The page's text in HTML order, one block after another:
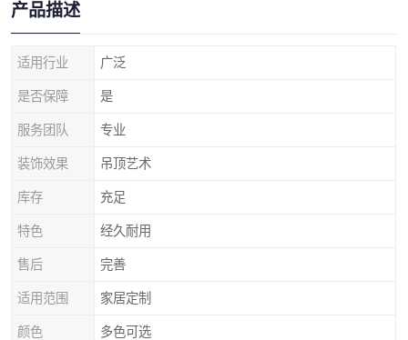
产品描述
适用行业 广泛
是否保障 是
服务团队 专业
装饰效果 吊顶艺术
库存 充足
特色 经久耐用
售后 完善
适用范围 家居定制
颜色 多色可选